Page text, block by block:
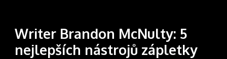
Writer Brandon McNulty: 5
nejlepších nástrojů zápletky